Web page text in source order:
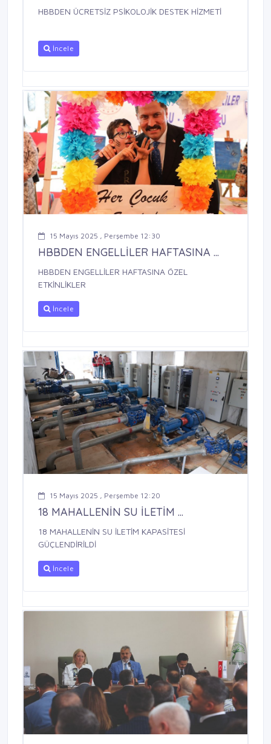
HBBDEN ÜCRETSİZ PSİKOLOJİK DESTEK HİZMETİ
İncele
15 Mayıs 2025 , Perşembe 12:30
HBBDEN ENGELLİLER HAFTASINA ...
HBBDEN ENGELLİLER HAFTASINA ÖZEL
ETKİNLİKLER
İncele
15 Mayıs 2025 , Perşembe 12:20
18 MAHALLENİN SU İLETİM ...
18 MAHALLENİN SU İLETİM KAPASİTESİ
GÜÇLENDİRİLDİ
İncele